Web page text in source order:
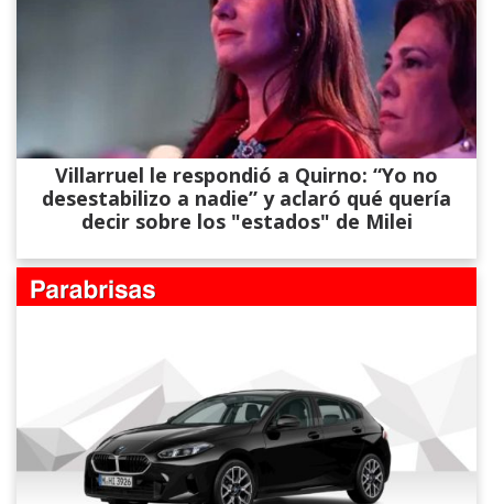
Villarruel le respondió a Quirno: “Yo no
desestabilizo a nadie” y aclaró qué quería
decir sobre los "estados" de Milei